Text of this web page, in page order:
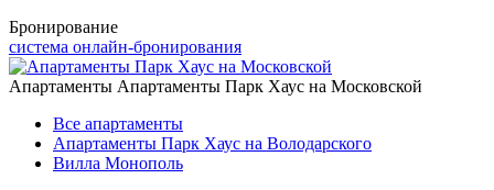
Бронирование
система онлайн-бронирования
Апартаменты Апартаменты Парк Хаус на Московской
Все апартаменты
Апартаменты Парк Хаус на Володарского
Вилла Монополь